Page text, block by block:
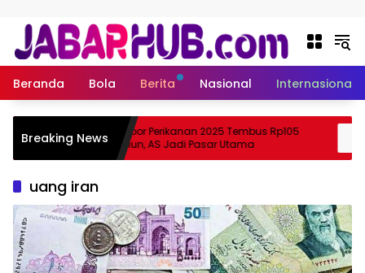
Beranda Bola Berita Nasional Internasional
Breaking NewsEkspor Perikanan 2025 Tembus Rp105
Triliun, AS Jadi Pasar Utama
uang iran